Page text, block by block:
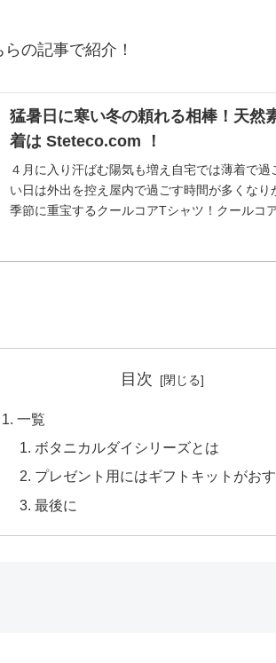
の記事で紹介！
猛暑日に寒い冬の頼れる相棒！天然
着は Steteco.com ！
４月に入り汗ばむ陽気も増え自宅では薄着で
い日は外出を控え屋内で過ごす時間が多くな
季節に重宝するクールコアTシャツ！クールコ
目次
一覧
ボタニカルダイシリーズとは
プレゼント用にはギフトキットがおす
最後に